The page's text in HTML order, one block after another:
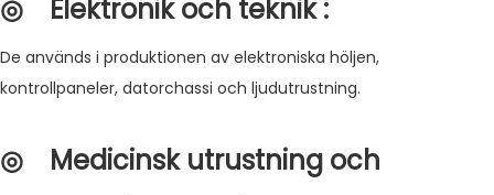
◎ Elektronik och teknik:
De används i produktionen av elektroniska höljen,
kontrollpaneler, datorchassi och ljudutrustning.
◎
Medicinsk utrustning och